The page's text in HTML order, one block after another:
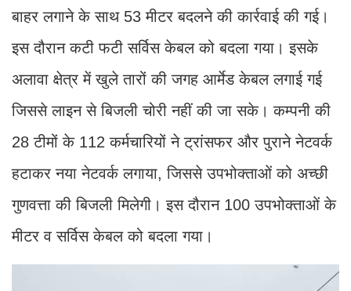
बाहर लगाने के साथ 53 मीटर बदलने की कार्रवाई की गई।
इस दौरान कटी फटी सर्विस केबल को बदला गया। इसके
अलावा क्षेत्र में खुले तारों की जगह आर्मेड केबल लगाई गई
जिससे लाइन से बिजली चोरी नहीं की जा सके। कम्पनी की
28 टीमों के 112 कर्मचारियों ने ट्रांसफर और पुराने नेटवर्क
हटाकर नया नेटवर्क लगाया, जिससे उपभोक्ताओं को अच्छी
गुणवत्ता की बिजली मिलेगी। इस दौरान 100 उपभोक्ताओं के
मीटर व सर्विस केबल को बदला गया।